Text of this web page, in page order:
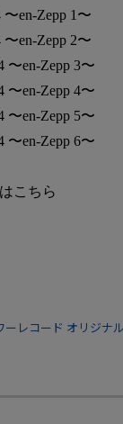
en-Zepp 1〜
en-Zepp 2〜
〜en-Zepp 3〜
〜en-Zepp 4〜
〜en-Zepp 5〜
〜en-Zepp 6〜
こちら
ーレコード オリジナ